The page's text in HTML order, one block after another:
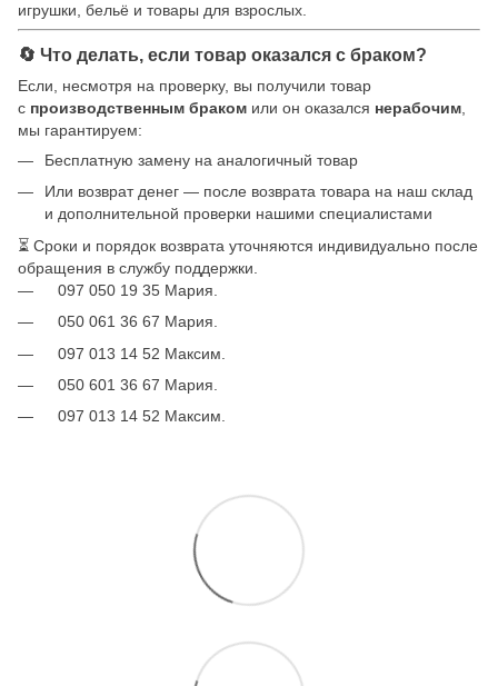
игрушки, бельё и товары для взрослых.
🔄 Что делать, если товар оказался с браком?
Если, несмотря на проверку, вы получили товар
с производственным браком или он оказался нерабочим
мы гарантируем:
Бесплатную замену на аналогичный товар
Или возврат денег — после возврата товара на наш склад
и дополнительной проверки нашими специалистами
⏳ Сроки и порядок возврата уточняются индивидуально после
обращения в службу поддержки.
097 050 19 35 Мария.
050 061 36 67 Мария.
097 013 14 52 Максим.
050 601 36 67 Мария.
097 013 14 52 Максим.